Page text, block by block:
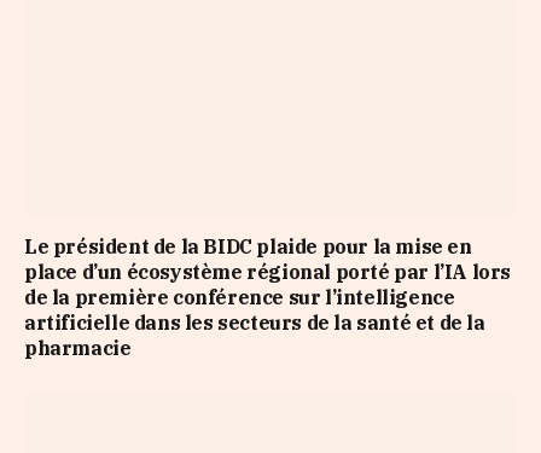
Le président de la BIDC plaide pour la mise en
place d’un écosystème régional porté par l’IA lors
de la première conférence sur l’intelligence
artificielle dans les secteurs de la santé et de la
pharmacie